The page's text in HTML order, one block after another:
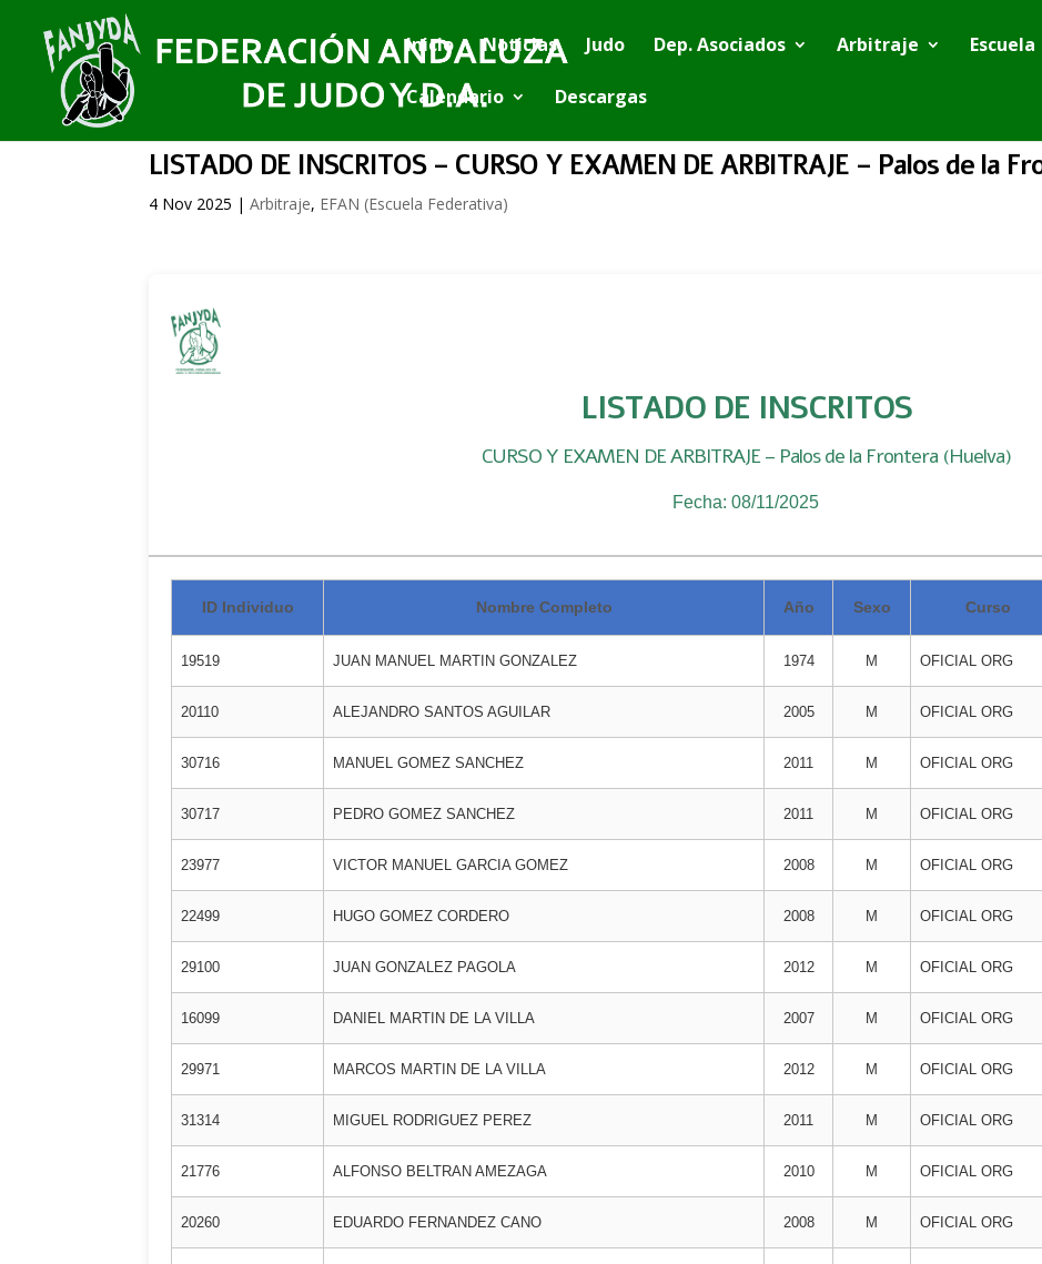
Inicio Noticias Judo Dep. Asociados Arbitraje Escuela
Calendario Descargas
LISTADO DE INSCRITOS – CURSO Y EXAMEN DE ARBITRAJE – Palos de la
4 Nov 2025 |Arbitraje, EFAN (Escuela Federativa)
LISTADO DE INSCRITOS
CURSO Y EXAMEN DE ARBITRAJE – Palos de la Frontera (Huelva)
Fecha: 08/11/2025
ID Individuo Nombre Completo Año Sexo Curso
19519 JUAN MANUEL MARTIN GONZALEZ 1974 M OFICIAL ORG
20110 ALEJANDRO SANTOS AGUILAR 2005 M OFICIAL ORG
30716 MANUEL GOMEZ SANCHEZ 2011 M OFICIAL ORG
30717 PEDRO GOMEZ SANCHEZ 2011 M OFICIAL ORG
23977 VICTOR MANUEL GARCIA GOMEZ 2008 M OFICIAL ORG
22499 HUGO GOMEZ CORDERO 2008 M OFICIAL ORG
29100 JUAN GONZALEZ PAGOLA 2012 M OFICIAL ORG
16099 DANIEL MARTIN DE LA VILLA 2007 M OFICIAL ORG
29971 MARCOS MARTIN DE LA VILLA 2012 M OFICIAL ORG
31314 MIGUEL RODRIGUEZ PEREZ 2011 M OFICIAL ORG
21776 ALFONSO BELTRAN AMEZAGA 2010 M OFICIAL ORG
20260 EDUARDO FERNANDEZ CANO 2008 M OFICIAL ORG